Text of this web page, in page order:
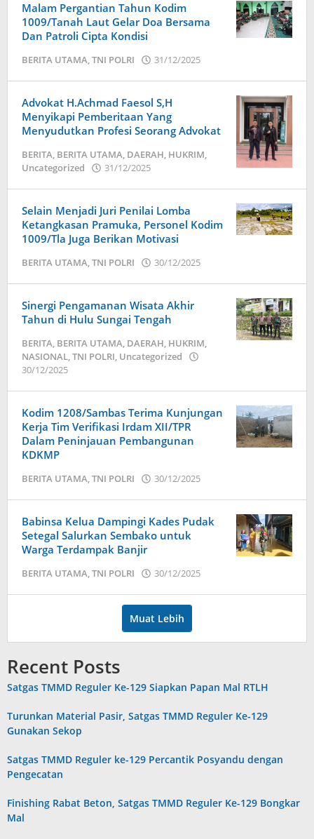
Malam Pergantian Tahun Kodim
1009/Tanah Laut Gelar Doa Bersama
Dan Patroli Cipta Kondisi
BERITA UTAMA,TNI POLRI 31/12/2025
Advokat H.Achmad Faesol S,H
Menyikapi Pemberitaan Yang
Menyudutkan Profesi Seorang Advokat
BERITA, BERITA UTAMA, DAERAH, HUKRIM,
Uncategorized
31/12/2025
Selain Menjadi Juri Penilai Lomba
Ketangkasan Pramuka, Personel Kodim
1009/Tla Juga Berikan Motivasi
BERITA UTAMA,TNI POLRI 30/12/2025
Sinergi Pengamanan Wisata Akhir
Tahun di Hulu Sungai Tengah
BERITA, BERITA UTAMA, DAERAH, HUKRIM,
NASIONAL,TNI POLRI, Uncategorized
30/12/2025
Kodim 1208/Sambas Terima Kunjungan
Kerja Tim Verifikasi Irdam XII/TPR
Dalam Peninjauan Pembangunan
KDKMP
BERITA UTAMA,TNI POLRI 30/12/2025
Babinsa Kelua Dampingi Kades Pudak
Setegal Salurkan Sembako untuk
Warga Terdampak Banjir
BERITA UTAMA,TNI POLRI 30/12/2025
Muat Lebih
Recent Posts
Satgas TMMD Reguler Ke-129 Siapkan Papan Mal RTLH
Turunkan Material Pasir, Satgas TMMD Reguler Ke-129
Gunakan Sekop
Satgas TMMD Reguler ke-129 Percantik Posyandu dengan
Pengecatan
Finishing Rabat Beton, Satgas TMMD Reguler Ke-129 Bongkar
Mal